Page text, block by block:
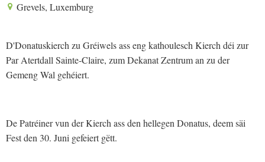
Grevels, Luxemburg
D'Donatuskierch zu Gréiwels ass eng kathoulesch Kierch déi zur
Par Atertdall Sainte-Claire, zum Dekanat Zentrum an zu der
Gemeng Wal gehéiert.
De Patréiner vun der Kierch ass den hellegen Donatus, deem säi
Fest den 30. Juni gefeiert gëtt.